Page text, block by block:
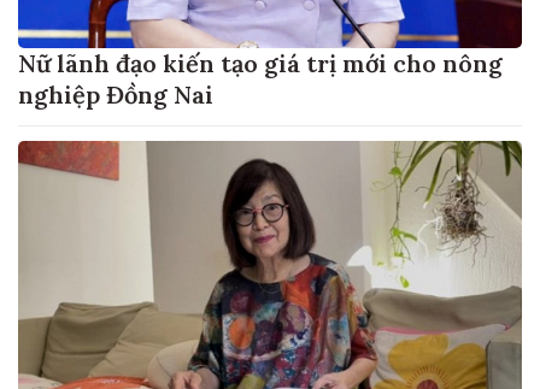
Nữ lãnh đạo kiến tạo giá trị mới cho nông
nghiệp Đồng Nai